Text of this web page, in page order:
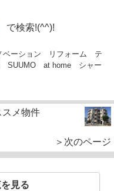
で検索!(^^)!
ーション リフォーム テ
at home シャー
スメ物件
＞次のページ
見る